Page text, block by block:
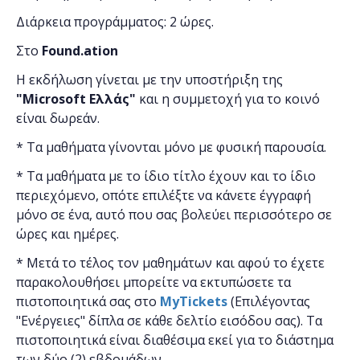
Διάρκεια προγράμματος: 2 ώρες.
Στο Found.ation
Η εκδήλωση γίνεται με την υποστήριξη της
"Microsoft Ελλάς" και η συμμετοχή για το κοινό
είναι δωρεάν.
* Τα μαθήματα γίνονται μόνο με φυσική παρουσία.
* Τα μαθήματα με το ίδιο τίτλο έχουν και το ίδιο
περιεχόμενο, οπότε επιλέξτε να κάνετε έγγραφή
μόνο σε ένα, αυτό που σας βολεύει περισσότερο σε
ώρες και ημέρες.
* Μετά το τέλος τον μαθημάτων και αφού το έχετε
παρακολουθήσει μπορείτε να εκτυπώσετε τα
πιστοποιητικά ​σας στο MyTickets(Επιλέγοντας
"Ενέργειες" δίπλα σε κάθε δελτίο εισόδου σας). Τα
πιστοποιητικά είναι διαθέσιμα εκεί για το διάστημα